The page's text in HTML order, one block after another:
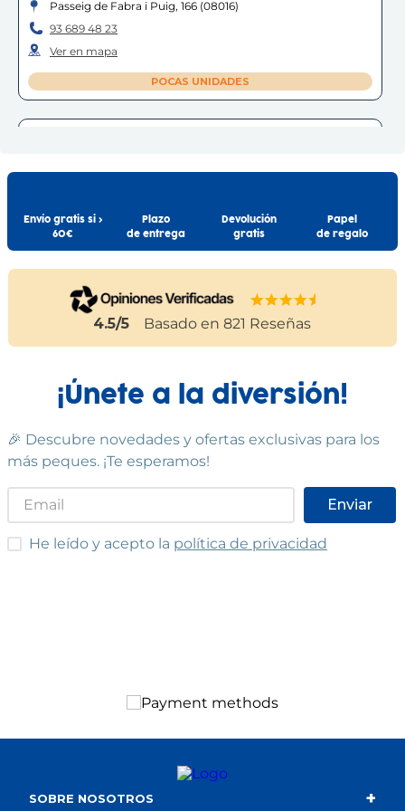
Passeig de Fabra i Puig, 166(08016)
93 689 48 23
Ver en mapa
POCAS UNIDADES
Carrer Gran de Gràcia, 183, 185(08012)
Ver en mapa
POCAS UNIDADES
Envío gratis si >
60€
Plazo
de entrega
Devolución
gratis
Papel
de regalo
4.5/5 Basado en 821 Reseñas
¡Únete a la diversión!
🎉 Descubre novedades y ofertas exclusivas para los
más peques. ¡Te esperamos!
Enviar
He leído y acepto las condiciones
He leído y acepto la política de privacidad
SOBRE NOSOTROS +